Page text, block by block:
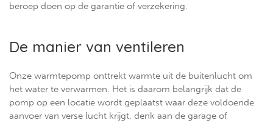
beroep doen op de garantie of verzekering.
De manier van ventileren
Onze warmtepomp onttrekt warmte uit de buitenlucht om
het water te verwarmen. Het is daarom belangrijk dat de
pomp op een locatie wordt geplaatst waar deze voldoende
aanvoer van verse lucht krijgt, denk aan de garage of